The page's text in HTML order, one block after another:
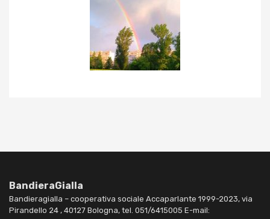
BandieraGialla
Bandieragialla – cooperativa sociale Accaparlante 1999-2023, via
Pirandello 24 , 40127 Bologna, tel. 051/6415005 E-mail: